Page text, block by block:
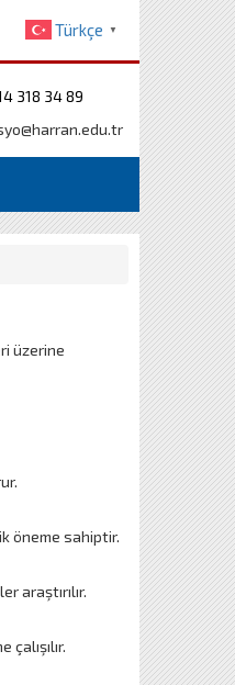
Türkçe ▼
318 34 89
üzerine
öneme sahiptir.
araştırılır.